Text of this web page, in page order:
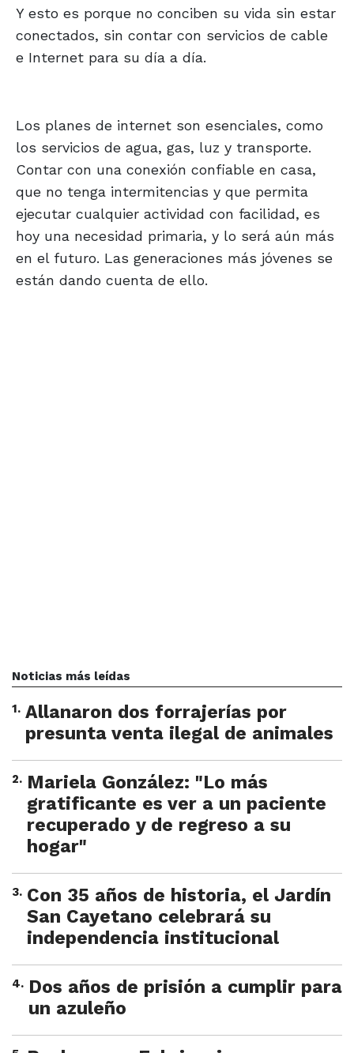
Y esto es porque no conciben su vida sin estar
conectados, sin contar con servicios de cable
e Internet para su día a día.
Los planes de internet son esenciales, como
los servicios de agua, gas, luz y transporte.
Contar con una conexión confiable en casa,
que no tenga intermitencias y que permita
ejecutar cualquier actividad con facilidad, es
hoy una necesidad primaria, y lo será aún más
en el futuro. Las generaciones más jóvenes se
están dando cuenta de ello.
Noticias más leídas
1. Allanaron dos forrajerías por
presunta venta ilegal de animales
2. Mariela González: "Lo más
gratificante es ver a un paciente
recuperado y de regreso a su
hogar"
3. Con 35 años de historia, el Jardín
San Cayetano celebrará su
independencia institucional
4. Dos años de prisión a cumplir para
un azuleño